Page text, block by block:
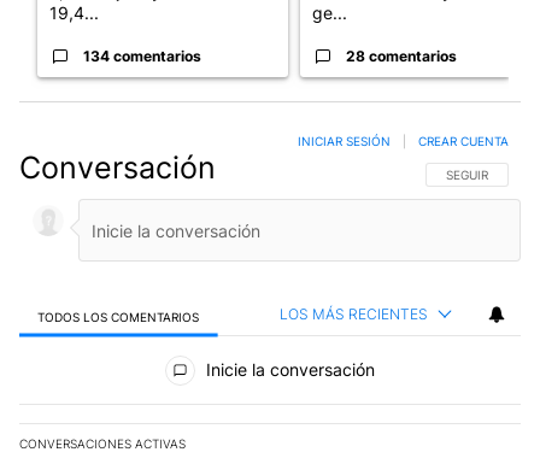
19,4...
134 comentarios
ge...
28 comentarios
Conversación SIGA ESTA
SEGUIR
INICIAR SESIÓN CREAR CUENTA
TODOS LOS COMENTARIOS LOS MÁS RECIENTES
Todos los comentarios
Inicie la conversación
CONVERSACIONES ACTIVAS